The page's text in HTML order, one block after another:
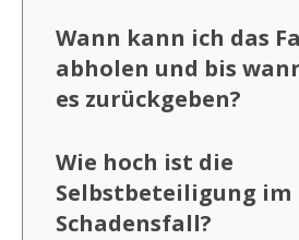
Wann kann ich das
abholen und bis
es zurückgeben?
Wie hoch ist die
Selbstbeteiligung im
Schadensfall?